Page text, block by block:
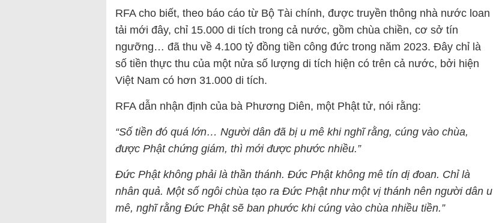
RFA cho biết, theo báo cáo từ Bộ Tài chính, được truyền thông nhà nước loan
tải mới đây, chỉ 15.000 di tích trong cả nước, gồm chùa chiền, cơ sở tín
ngưỡng… đã thu về 4.100 tỷ đồng tiền công đức trong năm 2023. Đây chỉ là
số tiền thực thu của một nửa số lượng di tích hiện có trên cả nước, bởi hiện
Việt Nam có hơn 31.000 di tích.
RFA dẫn nhận định của bà Phương Diên, một Phật tử, nói rằng:
“Số tiền đó quá lớn… Người dân đã bị u mê khi nghĩ rằng, cúng vào chùa,
được Phật chứng giám, thì mới được phước nhiều.”
Đức Phật không phải là thần thánh. Đức Phật không mê tín dị đoan. Chỉ là
nhân quả. Một số ngôi chùa tạo ra Đức Phật như một vị thánh nên người dân u
mê, nghĩ rằng Đức Phật sẽ ban phước khi cúng vào chùa nhiều tiền.”